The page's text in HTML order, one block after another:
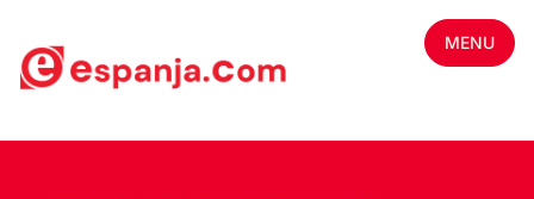
MENU